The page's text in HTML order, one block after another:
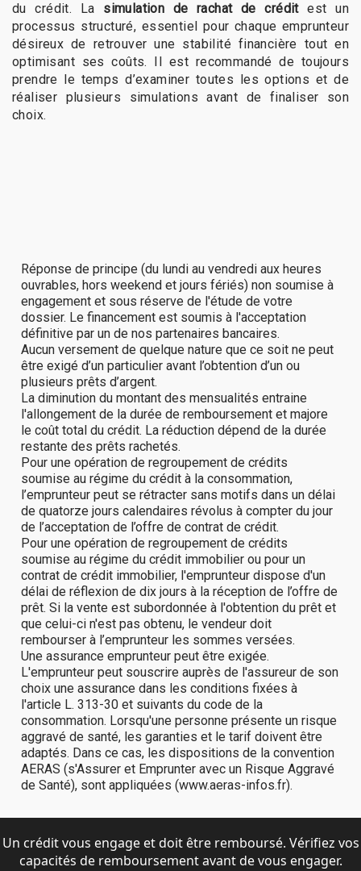
du crédit. La simulation de rachat de créditest un
processus structuré, essentiel pour chaque emprunteur
désireux de retrouver une stabilité financière tout en
optimisant ses coûts. Il est recommandé de toujours
prendre le temps d’examiner toutes les options et de
réaliser plusieurs simulations avant de finaliser son
choix.
Un crédit vous engage et doit être remboursé. Vérifiez vos
capacités de remboursement avant de vous engager.